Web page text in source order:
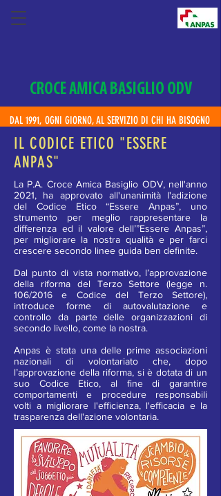
CROCE AMICA BASIGLIO ODV
DAL 1991, OGNI GIORNO, AL SERVIZIO DI CHI HA BISOGNO
IL CODICE ETICO "ESSERE
ANPAS"
La P.A. Croce Amica Basiglio ODV, nell'anno
2021, ha approvato all'unanimità l'adizione
del Codice Etico “Essere Anpas”, uno
strumento per meglio rappresentare la
differenza ed il valore dell’”Essere Anpas”,
per migliorare la nostra qualità e per farci
crescere secondo linee guida ben definite.
Dal punto di vista normativo, l’approvazione
della riforma del Terzo Settore (legge n.
106/2016 e Codice del Terzo Settore),
introduce forme di autovalutazione e
controllo da parte delle organizzazioni di
secondo livello, come la nostra.
Anpas è stata una delle prime associazioni
nazionali di volontariato che, dopo
l’approvazione della riforma, si è dotata di un
suo Codice Etico, al fine di garantire
comportamenti e procedure responsabili
volti a migliorare l'efficienza, l'efficacia e la
trasparenza dell'azione volontaria.